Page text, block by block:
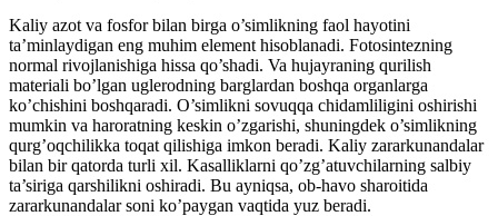
Kaliy azot va fosfor bilan birga o’simlikning faol hayotini
ta’minlaydigan eng muhim element hisoblanadi. Fotosintezning
normal rivojlanishiga hissa qo’shadi. Va hujayraning qurilish
materiali bo’lgan uglerodning barglardan boshqa organlarga
ko’chishini boshqaradi. O’simlikni sovuqqa chidamliligini oshirishi
mumkin va haroratning keskin o’zgarishi, shuningdek o’simlikning
qurg’oqchilikka toqat qilishiga imkon beradi. Kaliy zararkunandalar
bilan bir qatorda turli xil. Kasalliklarni qo’zg’atuvchilarning salbiy
ta’siriga qarshilikni oshiradi. Bu ayniqsa, ob-havo sharoitida
zararkunandalar soni ko’paygan vaqtida yuz beradi.